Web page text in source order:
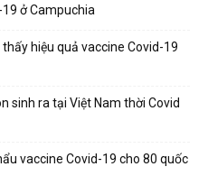
ở Campuchia
hiệu quả vaccine Covid-19
sinh ra tại Việt Nam thời Covid
vaccine Covid-19 cho 80 quốc